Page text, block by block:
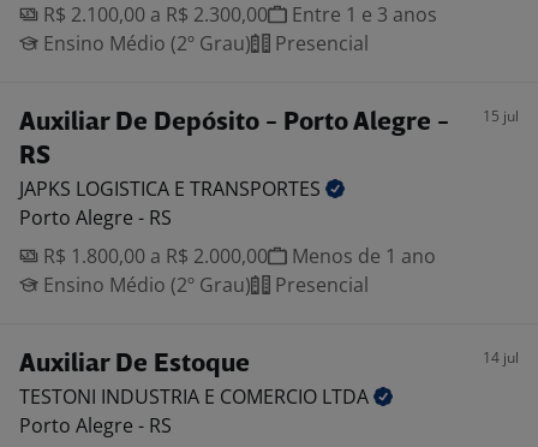
R$ 2.100,00 a R$ 2.300,00
Entre 1 e 3 anos
Ensino Médio (2º Grau)
Presencial
Auxiliar De Depósito - Porto Alegre -
RS
15 jul
JAPKS LOGISTICA E TRANSPORTES
Porto Alegre - RS
R$ 1.800,00 a R$ 2.000,00
Menos de 1 ano
Ensino Médio (2º Grau)
Presencial
Auxiliar De Estoque 14 jul
TESTONI INDUSTRIA E COMERCIO LTDA
Porto Alegre - RS